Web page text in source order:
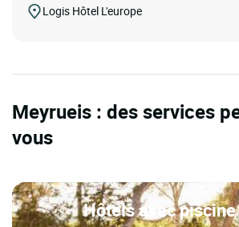
Logis Hôtel L'europe
Meyrueis : des services
vous
Hôtels avec piscine